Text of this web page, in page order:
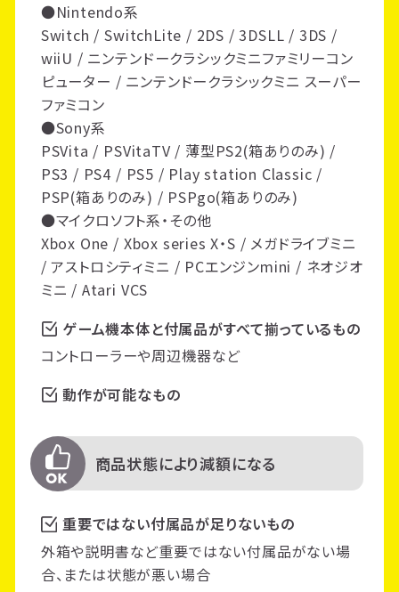
●Nintendo系
Switch / SwitchLite / 2DS / 3DSLL / 3DS /
wiiU / ニンテンドークラシックミニファミリーコン
ピューター / ニンテンドークラシックミニ スーパー
ファミコン
●Sony系
PSVita / PSVitaTV / 薄型PS2(箱ありのみ) /
PS3 / PS4 / PS5 / Play station Classic /
PSP(箱ありのみ) / PSPgo(箱ありのみ)
●マイクロソフト系・その他
Xbox One / Xbox series X・S / メガドライブミニ
/ アストロシティミニ / PCエンジンmini / ネオジオ
ミニ / Atari VCS
ゲーム機本体と付属品がすべて揃っているもの
コントローラーや周辺機器など
動作が可能なもの
商品状態により減額になる
重要ではない付属品が足りないもの
外箱や説明書など重要ではない付属品がない場
合、または状態が悪い場合